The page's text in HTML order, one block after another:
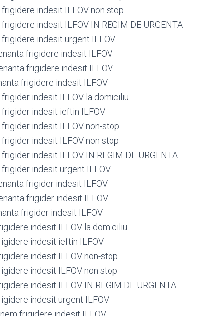
indesit ILFOV non stop
indesit ILFOV IN REGIM DE URGENTA
indesit urgent ILFOV
frigidere indesit ILFOV
frigidere indesit ILFOV
frigidere indesit ILFOV
indesit ILFOV la domiciliu
indesit ieftin ILFOV
indesit ILFOV non-stop
indesit ILFOV non stop
indesit ILFOV IN REGIM DE URGENTA
indesit urgent ILFOV
frigider indesit ILFOV
frigider indesit ILFOV
frigider indesit ILFOV
indesit ILFOV la domiciliu
indesit ieftin ILFOV
indesit ILFOV non-stop
indesit ILFOV non stop
indesit ILFOV IN REGIM DE URGENTA
indesit urgent ILFOV
frigidere indesit ILFOV